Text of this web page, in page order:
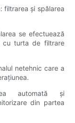
filtrarea și spălarea
se efectuează
cu turta de filtrare
netehnic care a
automată și
din partea